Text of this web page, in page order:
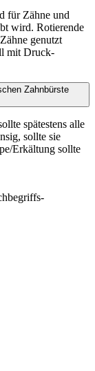
für Zähne und
wird. Rotierende
genutzt
mit Druck-
Zahnbürste
spätestens alle
sollte sie
Erkältung sollte